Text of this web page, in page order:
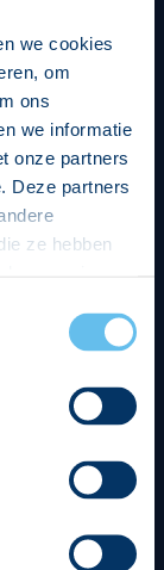
we cookies
om
ons
we informatie
onze partners
Deze partners
ze hebben
toestemming
pagina.